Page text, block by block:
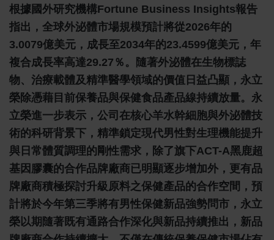
根據國外研究機構Fortune Business Insights報告
指出，全球外泌體市場規模預計將從2026年的
3.0079億美元，成長至2034年的23.4599億美元，年
複合成長率高達29.27％。隨著外泌體在生物標誌
物、治療載體及精準醫學領域的價值日益凸顯，永立
榮除憑藉目前保養品與保健食品產品線持續放量。永
立榮進一步表示，公司在核心羊水幹細胞與外泌體技
術的科研背景下，精準鎖定現代男性對生理機能提升
與日常體質調理的剛性需求，除了旗下ACT-A黑鹿超
基因膠囊的合作品牌廠商已明顯逐步增加外，更有品
牌廠商積極探討升級原料之保健產品的合作空間，預
計將於今年第三季將有男性保健新品強勢問市，永立
榮以期隨著既有通路合作深化與新品持續推出，新品